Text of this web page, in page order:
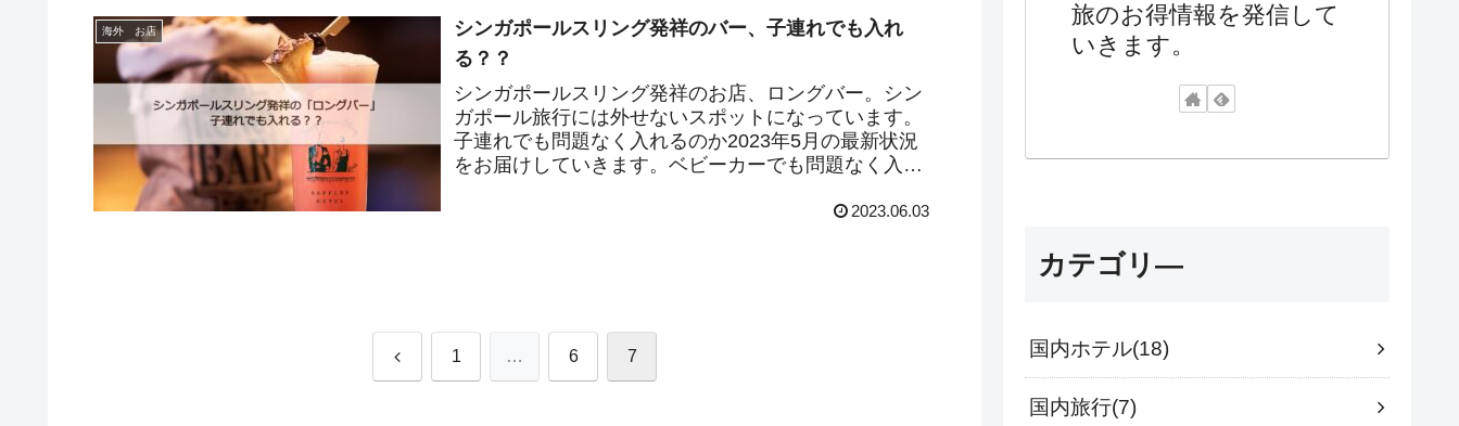
海外 お店
シンガポールスリング発祥のバー、子連れでも入れ
る？？
シンガポールスリング発祥のお店、ロングバー。シン
ガポール旅行には外せないスポットになっています。
子連れでも問題なく入れるのか2023年5月の最新状況
をお届けしていきます。ベビーカーでも問題なく入店
2023.06.03
前 1 … 6 7
旅のお得情報を発信して
いきます。
カテゴリ―
国内ホテル 18
国内旅行 7